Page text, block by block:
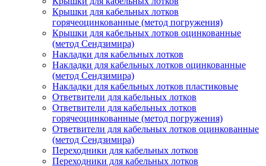
Крышки для кабельных лотков
горячеоцинкованные (метод погружения)
Крышки для кабельных лотков оцинкованные
(метод Сендзимира)
Накладки для кабельных лотков
Накладки для кабельных лотков оцинкованные
(метод Сендзимира)
Накладки для кабельных лотков пластиковые
Ответвители для кабельных лотков
Ответвители для кабельных лотков
горячеоцинкованные (метод погружения)
Ответвители для кабельных лотков оцинкованные
(метод Сендзимира)
Переходники для кабельных лотков
Переходники для кабельных лотков